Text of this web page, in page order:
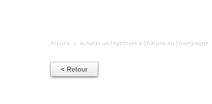
Accueil Acheter un logement à Châlons en Champagne
< Retour